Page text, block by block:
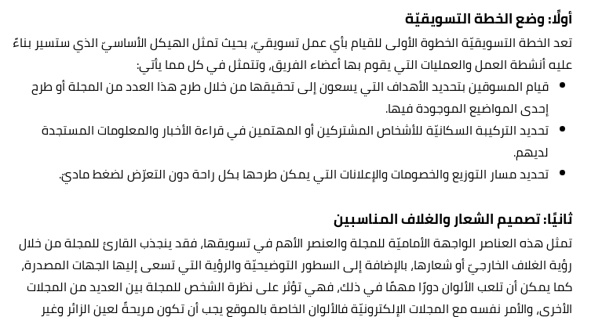
أولًا: وضع الخطة التسويقيّة
تعد الخطة التسويقيّة الخطوة الأولى للقيام بأي عمل تسويقيّ، بحيث تمثل الهيكل الأساسيّ الذي ستسير بناءً
عليه أنشطة العمل والعمليات التي يقوم بها أعضاء الفريق، وتتمثل في كل مما يأتي:
قيام المسوقين بتحديد الأهداف التي يسعون إلى تحقيقها من خلال طرح هذا العدد من المجلة أو طرح
إحدى المواضيع الموجودة فيها.
تحديد التركيبة السكانيّة للأشخاص المشتركين أو المهتمين في قراءة الأخبار والمعلومات المستجدة
لديهم.
تحديد مسار التوزيع والخصومات والإعلانات التي يمكن طرحها بكل راحة دون التعرّض لضغط ماديّ.
ثانيًا: تصميم الشعار والغلاف المناسبين
تمثل هذه العناصر الواجهة الأماميّة للمجلة والعنصر الأهم في تسويقها، فقد ينجذب القارئ للمجلة من خلال
رؤية الغلاف الخارجيّ أو شعارها، بالإضافة إلى السطور التوضيحيّة والرؤية التي تسعى إليها الجهات المصدرة،
كما يمكن أن تلعب الألوان دورًا مهمًا في ذلك، فهي تؤثر على نظرة الشخص للمجلة بين العديد من المجلات
الأخرى، والأمر نفسه مع المجلات الإلكترونيّة فالألوان الخاصة بالموقع يجب أن تكون مريحةً لعين الزائر وغير